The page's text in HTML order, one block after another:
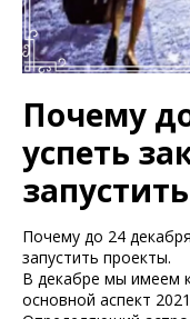
Почему
успеть
Почему до 24
запустить проекты.
В декабре мы имеем
основной аспект